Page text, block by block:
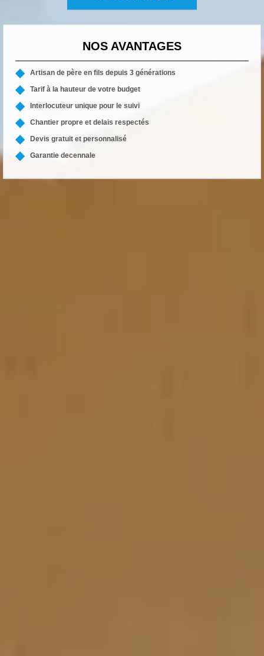
NOS AVANTAGES
Artisan de père en fils depuis 3 générations
Tarif à la hauteur de votre budget
Interlocuteur unique pour le suivi
Chantier propre et delais respectés
Devis gratuit et personnalisé
Garantie decennale